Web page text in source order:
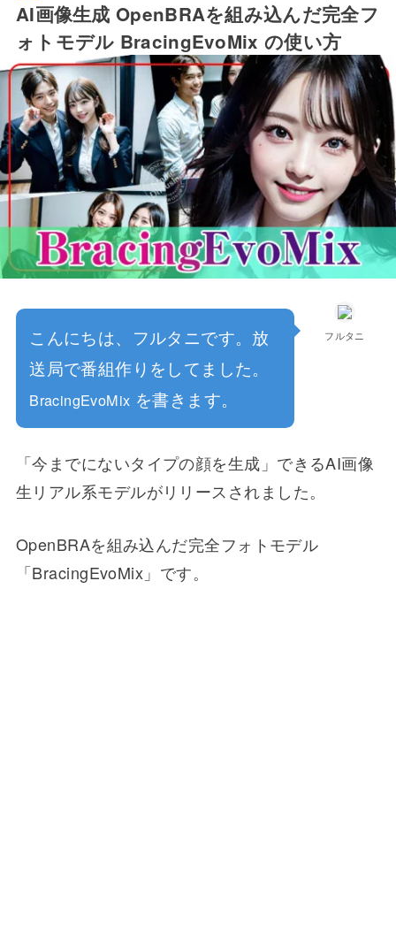
AI画像生成 OpenBRAを組み込んだ完全フ
ォトモデル BracingEvoMix の使い方
フルタニ
こんにちは、フルタニです。放
送局で番組作りをしてました。
BracingEvoMix を書きます。
「今までにないタイプの顔を生成」できるAI画像
生リアル系モデルがリリースされました。
OpenBRAを組み込んだ完全フォトモデル
「BracingEvoMix」です。